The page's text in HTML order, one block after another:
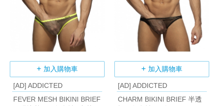
加入購物車
[AD] ADDICTED
FEVER MESH BIKINI BRIEF
加入購物車
[AD] ADDICTED
CHARM BIKINI BRIEF 半透